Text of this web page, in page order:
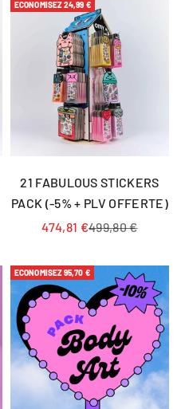
ECONOMISEZ 24,99 €
21 FABULOUS STICKERS
PACK (-5% + PLV OFFERTE)
Prix de vente
474,81 €Prix normal
499,80 €
ECONOMISEZ 95,70 €